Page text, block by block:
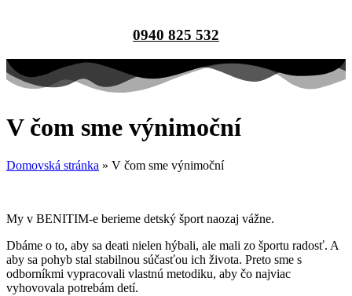
0940 825 532
V čom sme výnimoční
Domovská stránka » V čom sme výnimoční
My v BENITIM-e berieme detský šport naozaj vážne.
Dbáme o to, aby sa deati nielen hýbali, ale mali zo športu radosť. A
aby sa pohyb stal stabilnou súčasťou ich života. Preto sme s
odborníkmi vypracovali vlastnú metodiku, aby čo najviac
vyhovovala potrebám detí.